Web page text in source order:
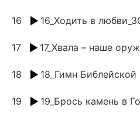
16 16_Ходить в
17 17_Хвала – наше
18 18_Гимн
19 19_Брось камень в